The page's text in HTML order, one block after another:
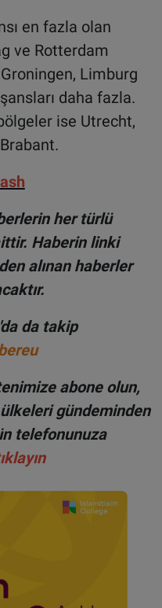
en fazla olan
ve Rotterdam
Limburg
daha fazla.
ise Utrecht,
her türlü
Haberin linki
alınan haberler
da takip
abone olun,
gündeminden
telefonunuza